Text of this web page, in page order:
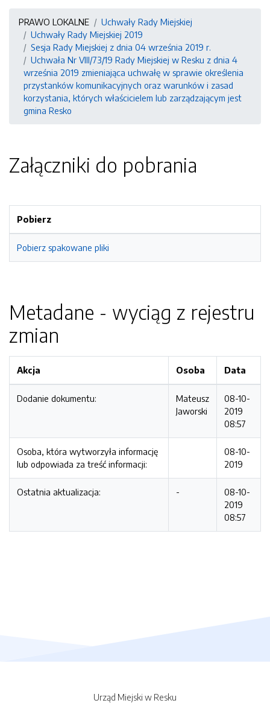
PRAWO LOKALNE
Uchwały Rady Miejskiej
Uchwały Rady Miejskiej 2019
Sesja Rady Miejskiej z dnia 04 września 2019 r.
Uchwała Nr VIII/73/19 Rady Miejskiej w Resku z dnia 4
września 2019 zmieniająca uchwałę w sprawie określenia
przystanków komunikacyjnych oraz warunków i zasad
korzystania, których właścicielem lub zarządzającym jest
gmina Resko
Załączniki do pobrania
Pobierz
Pobierz spakowane pliki
Metadane - wyciąg z rejestru
zmian
Akcja Osoba Data
Dodanie dokumentu:
Mateusz
Jaworski
08-10-
2019
08:57
Osoba, która wytworzyła informację
lub odpowiada za treść informacji:
08-10-
2019
Ostatnia aktualizacja: -
08-10-
2019
08:57
Urząd Miejski w Resku